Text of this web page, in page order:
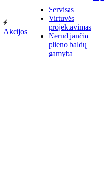
Akcijos
Servisas
Virtuvės
projektavimas
Nerūdijančio
plieno baldų
gamyba